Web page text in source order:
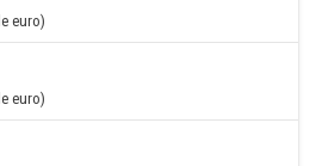
euro)
euro)